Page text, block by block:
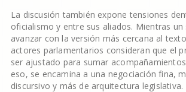
La discusión también expone tensiones
oficialismo y entre sus aliados. Mientras
avanzar con la versión más cercana al
actores parlamentarios consideran que el
ser ajustado para sumar
eso, se encamina a una negociación fina,
discursivo y más de arquitectura legislativa.